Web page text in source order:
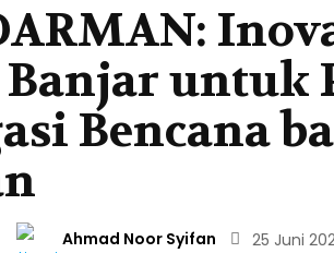
Banjar untuk
Bencana
Ahmad Noor Syifan 25 Juni